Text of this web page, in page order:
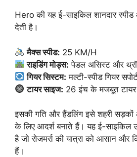
Hero की यह ई-साइकिल शानदार स्पीड
देती है।
मैक्स स्पीड: 25 KM/H
राइडिंग मोड्स: पेडल असिस्ट और
गियर सिस्टम: मल्टी-स्पीड गियर
टायर साइज: 26 इंच के मजबूत टायर
इसकी गति और हैंडलिंग इसे शहरी
के लिए आदर्श बनाते हैं। यह ई-साइकिल
है जो रोजमर्रा की यात्रा को आसान और
हैं।